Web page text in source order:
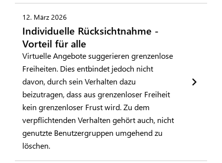
12. März 2026
Individuelle Rücksichtnahme -
Vorteil für alle
Virtuelle Angebote suggerieren grenzenlose
Freiheiten. Dies entbindet jedoch nicht
davon, durch sein Verhalten dazu
beizutragen, dass aus grenzenloser Freiheit
kein grenzenloser Frust wird. Zu dem
verpflichtenden Verhalten gehört auch, nicht
genutzte Benutzergruppen umgehend zu
löschen.